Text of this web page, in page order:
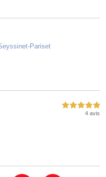
Pariset
5,0 étoiles sur 5
4 avis